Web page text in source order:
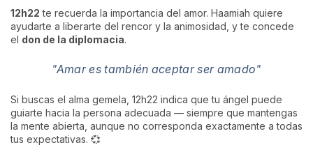
12h22 te recuerda la importancia del amor. Haamiah quiere
ayudarte a liberarte del rencor y la animosidad, y te concede
el don de la diplomacia.
"Amar es también aceptar ser amado"
Si buscas el alma gemela, 12h22 indica que tu ángel puede
guiarte hacia la persona adecuada — siempre que mantengas
la mente abierta, aunque no corresponda exactamente a todas
tus expectativas. 💞